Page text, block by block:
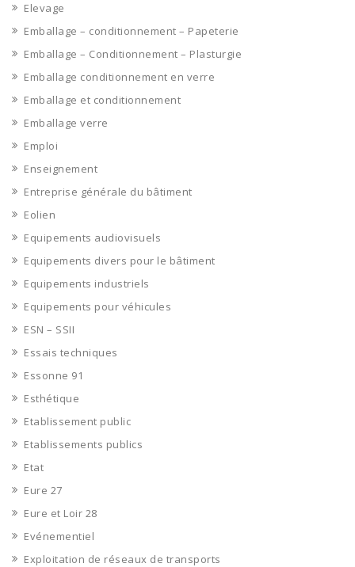
Elevage
Emballage – conditionnement – Papeterie
Emballage – Conditionnement – Plasturgie
Emballage conditionnement en verre
Emballage et conditionnement
Emballage verre
Emploi
Enseignement
Entreprise générale du bâtiment
Eolien
Equipements audiovisuels
Equipements divers pour le bâtiment
Equipements industriels
Equipements pour véhicules
ESN – SSII
Essais techniques
Essonne 91
Esthétique
Etablissement public
Etablissements publics
Etat
Eure 27
Eure et Loir 28
Evénementiel
Exploitation de réseaux de transports